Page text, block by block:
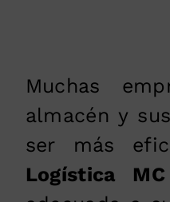
Muchas
almacén y
ser más
Logística MC